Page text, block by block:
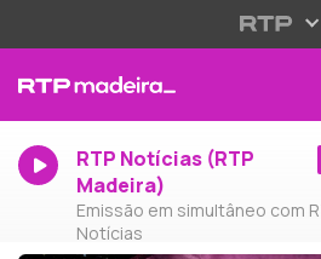
RTP Notícias (RTP
Madeira)
Emissão em simultâneo com
Notícias